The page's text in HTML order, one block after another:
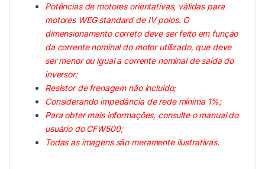
Potências de motores orientativas, válidas para
motores WEG standard de IV polos. O
dimensionamento correto deve ser feito em função
da corrente nominal do motor utilizado, que deve
ser menor ou igual a corrente nominal de saída do
inversor;
Resistor de frenagem não incluído;
Considerando impedância de rede mínima 1%;
Para obter mais informações, consulte o manual do
usuário do CFW500;
Todas as imagens são meramente ilustrativas.